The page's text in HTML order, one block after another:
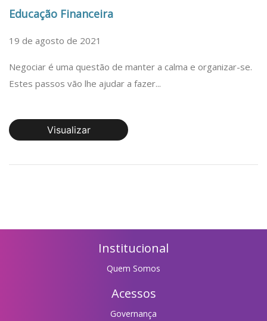
Educação Financeira
19 de agosto de 2021
Negociar é uma questão de manter a calma e organizar-se.
Estes passos vão lhe ajudar a fazer...
Visualizar
Institucional
Quem Somos
Acessos
Governança